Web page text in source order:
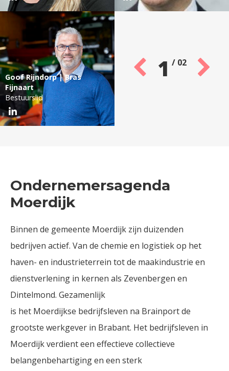
Goof Rijndorp | Bras
Fijnaart
Bestuurslid
1 / 02
Ondernemersagenda
Moerdijk
Binnen de gemeente Moerdijk zijn duizenden
bedrijven actief. Van de chemie en logistiek op het
haven- en industrieterrein tot de maakindustrie en
dienstverlening in kernen als Zevenbergen en
Dintelmond. Gezamenlijk
is het Moerdijkse bedrijfsleven na Brainport de
grootste werkgever in Brabant. Het bedrijfsleven in
Moerdijk verdient een effectieve collectieve
belangenbehartiging en een sterk